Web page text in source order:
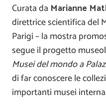
Curata da Marianne
direttrice scientifica del
Parigi – la mostra
segue il progetto
Musei del mondo a
di far conoscere le
importanti musei